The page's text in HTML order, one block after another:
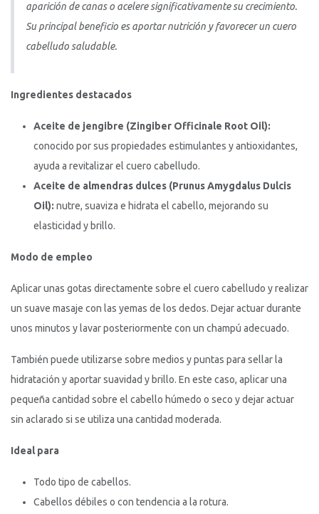
aparición de canas o acelere significativamente su crecimiento.
Su principal beneficio es aportar nutrición y favorecer un cuero
cabelludo saludable.
Ingredientes destacados
Aceite de jengibre (Zingiber Officinale Root Oil):
conocido por sus propiedades estimulantes y antioxidantes,
ayuda a revitalizar el cuero cabelludo.
Aceite de almendras dulces (Prunus Amygdalus Dulcis
Oil): nutre, suaviza e hidrata el cabello, mejorando su
elasticidad y brillo.
Modo de empleo
Aplicar unas gotas directamente sobre el cuero cabelludo y realizar
un suave masaje con las yemas de los dedos. Dejar actuar durante
unos minutos y lavar posteriormente con un champú adecuado.
También puede utilizarse sobre medios y puntas para sellar la
hidratación y aportar suavidad y brillo. En este caso, aplicar una
pequeña cantidad sobre el cabello húmedo o seco y dejar actuar
sin aclarado si se utiliza una cantidad moderada.
Ideal para
Todo tipo de cabellos.
Cabellos débiles o con tendencia a la rotura.